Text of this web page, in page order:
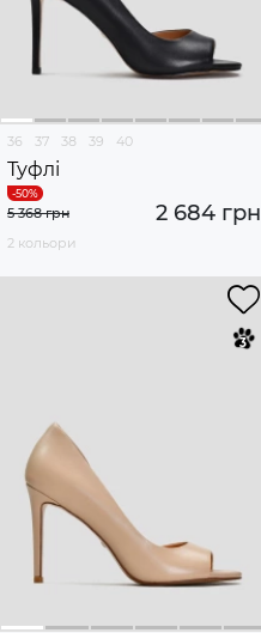
36 37 38 39 40
Туфлі
2 684 грн
5 368 грн
2 кольори